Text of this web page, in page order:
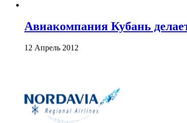
Авиакомпания Кубань
12 Апрель 2012